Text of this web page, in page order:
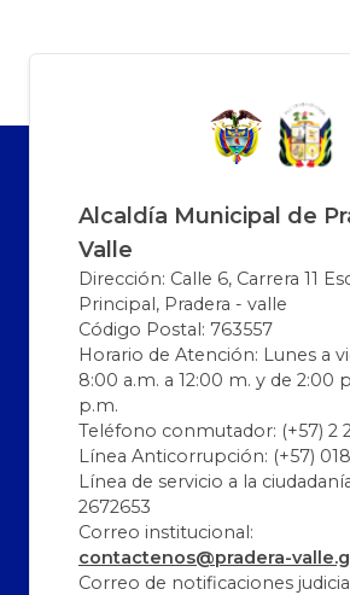
Alcaldía Municipal de
Valle
Dirección: Calle 6, Carrera 11
Principal, Pradera - valle
Código Postal: 763557
Horario de Atención: Lunes a
8:00 a.m. a 12:00 m. y de 2:00
p.m.
Teléfono conmutador: (+57) 2
Línea Anticorrupción: (+57)
Línea de servicio a la
2672653
Correo institucional:
contactenos@pradera-
Correo de notificaciones